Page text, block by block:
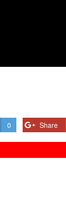
0 Share